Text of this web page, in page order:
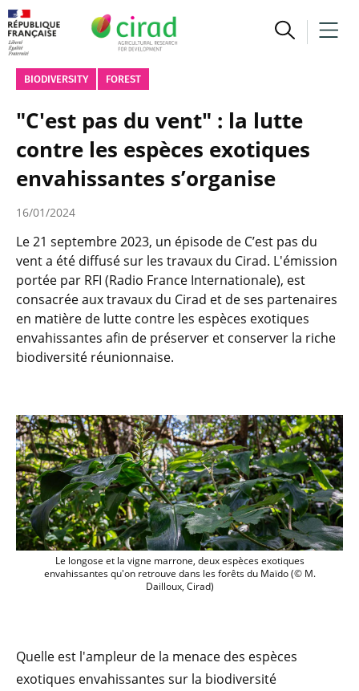
BIODIVERSITY FOREST
"C'est pas du vent" : la lutte
contre les espèces exotiques
envahissantes s’organise
16/01/2024
Le 21 septembre 2023, un épisode de C’est pas du
vent a été diffusé sur les travaux du Cirad. L'émission
portée par RFI (Radio France Internationale), est
consacrée aux travaux du Cirad et de ses partenaires
en matière de lutte contre les espèces exotiques
envahissantes afin de préserver et conserver la riche
biodiversité réunionnaise.
Le longose et la vigne marrone, deux espèces exotiques
envahissantes qu'on retrouve dans les forêts du Maïdo (© M.
Dailloux, Cirad)
Quelle est l'ampleur de la menace des espèces
exotiques envahissantes sur la biodiversité